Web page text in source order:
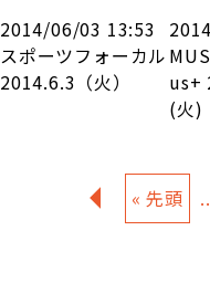
2014/06/03 13:53
スポーツフォーカル
2014.6.3（火）
us+
(火)
« 先頭
«